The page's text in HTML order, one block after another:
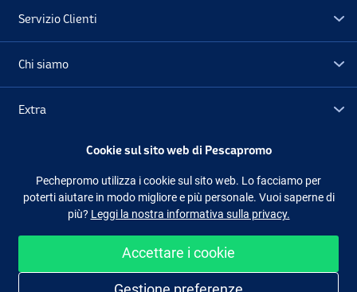
Servizio Clienti
Chi siamo
Extra
Seguici Facebook Instagram
Cookie sul sito web di Pescapromo
Pechepromo utilizza i cookie sul sito web. Lo facciamo per
poterti aiutare in modo migliore e più personale. Vuoi saperne di
più? Leggi la nostra informativa sulla privacy.
Accettare i cookie